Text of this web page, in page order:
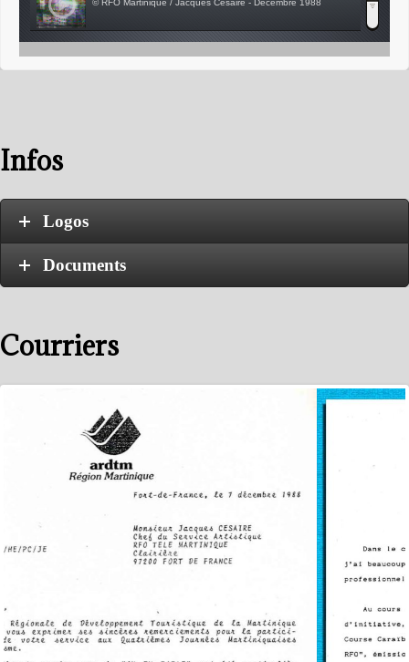
© RFO Martinique / Jacques Césaire - Décembre 1988
© RFO Martinique / Bernard Vasseur - 1988
Infos
Logos
Documents
Courriers